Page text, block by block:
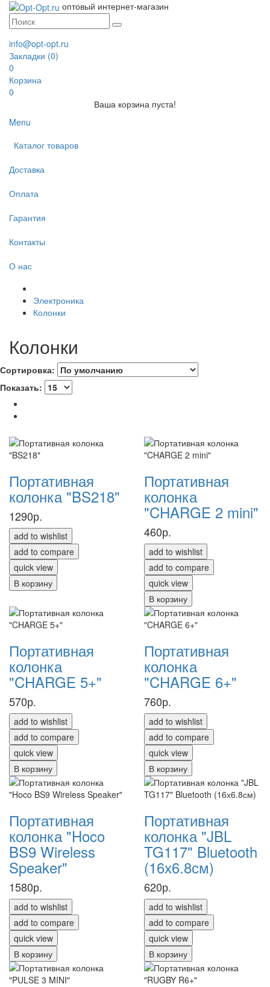
оптовый интернет-магазин
info@opt-opt.ru
Закладки (0)
0
Корзина
0
Ваша корзина пуста!
Menu
Каталог товаров
Доставка
Оплата
Гарантия
Контакты
О нас
Электроника
Колонки
Колонки
Сортировка:
Показать:
Портативная
колонка "BS218"
1290р.
add to wishlist
add to compare
quick view
В корзину
Портативная
колонка
"CHARGE 2 mini"
460р.
add to wishlist
add to compare
quick view
В корзину
Портативная
колонка
"CHARGE 5+"
570р.
add to wishlist
add to compare
quick view
В корзину
Портативная
колонка
"CHARGE 6+"
760р.
add to wishlist
add to compare
quick view
В корзину
Портативная
колонка "Hoco
BS9 Wireless
Speaker"
1580р.
add to wishlist
add to compare
quick view
В корзину
Портативная
колонка "JBL
TG117" Bluetooth
(16х6.8см)
620р.
add to wishlist
add to compare
quick view
В корзину